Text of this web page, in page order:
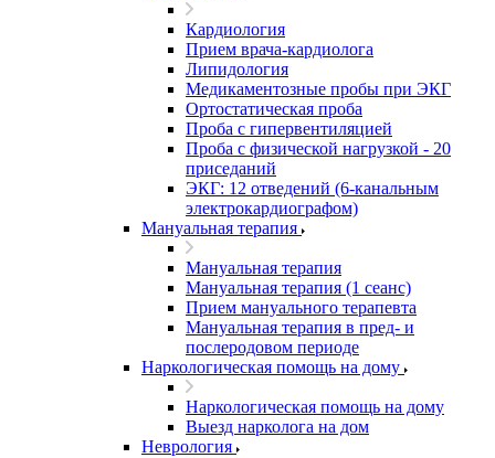
Кардиология
Прием врача-кардиолога
Липидология
Медикаментозные пробы при ЭКГ
Ортостатическая проба
Проба с гипервентиляцией
Проба с физической нагрузкой - 20
приседаний
ЭКГ: 12 отведений (6-канальным
электрокардиографом)
Мануальная терапия
Мануальная терапия
Мануальная терапия (1 сеанс)
Прием мануального терапевта
Мануальная терапия в пред- и
послеродовом периоде
Наркологическая помощь на дому
Наркологическая помощь на дому
Выезд нарколога на дом
Неврология